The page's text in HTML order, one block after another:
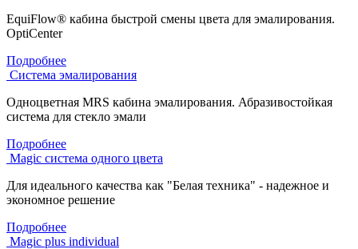
EquiFlow® кабина быстрой смены цвета для эмалирования.
OptiCenter
Подробнее
Система эмалирования
Одноцветная MRS кабина эмалирования. Абразивостойкая
система для стекло эмали
Подробнее
Magic система одного цвета
Для идеального качества как "Белая техника" - надежное и
экономное решение
Подробнее
Magic plus individual